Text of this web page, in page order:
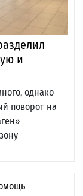
и
однако
поворот на